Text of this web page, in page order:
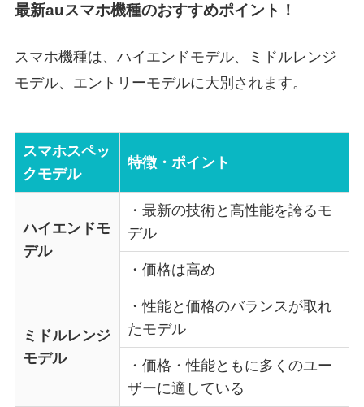
最新auスマホ機種のおすすめポイント！
スマホ機種は、ハイエンドモデル、ミドルレンジ
モデル、エントリーモデルに大別されます。
スマホスペッ
クモデル
特徴・ポイント
ハイエンドモ
デル
・最新の技術と高性能を誇るモ
デル
・価格は高め
ミドルレンジ
モデル
・性能と価格のバランスが取れ
たモデル
・価格・性能ともに多くのユー
ザーに適している